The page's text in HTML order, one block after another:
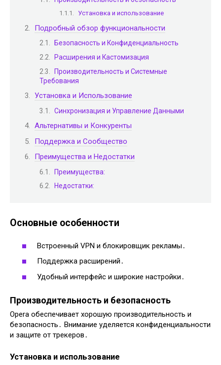
Установка и использование
Подробный обзор функциональности
Безопасность и Конфиденциальность
Расширения и Кастомизация
Производительность и Системные
Требования
Установка и Использование
Синхронизация и Управление Данными
Альтернативы и Конкуренты
Поддержка и Сообщество
Преимущества и Недостатки
Преимущества:
Недостатки:
Основные особенности
Встроенный VPN и блокировщик рекламы․
Поддержка расширений․
Удобный интерфейс и широкие настройки․
Производительность и безопасность
Opera обеспечивает хорошую производительность и
безопасность․ Внимание уделяется конфиденциальности
и защите от трекеров․
Установка и использование